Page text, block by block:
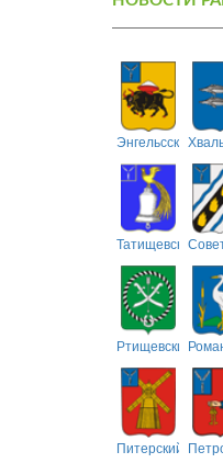
Энгельсский
Татищевский
Ртищевский
Питерский